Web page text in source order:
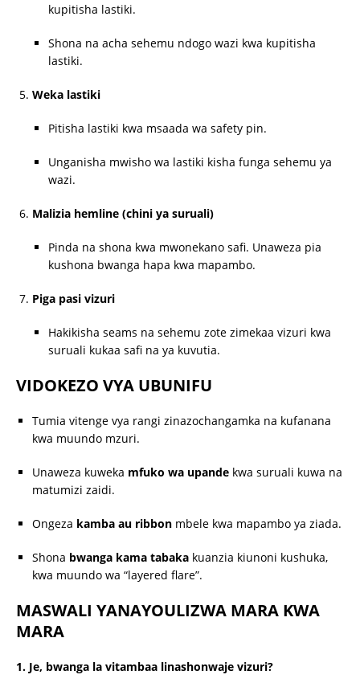
kupitisha lastiki.
Shona na acha sehemu ndogo wazi kwa kupitisha
lastiki.
Weka lastiki
Pitisha lastiki kwa msaada wa safety pin.
Unganisha mwisho wa lastiki kisha funga sehemu ya
wazi.
Malizia hemline (chini ya suruali)
Pinda na shona kwa mwonekano safi. Unaweza pia
kushona bwanga hapa kwa mapambo.
Piga pasi vizuri
Hakikisha seams na sehemu zote zimekaa vizuri kwa
suruali kukaa safi na ya kuvutia.
VIDOKEZO VYA UBUNIFU
Tumia vitenge vya rangi zinazochangamka na kufanana
kwa muundo mzuri.
Unaweza kuweka mfuko wa upande kwa suruali kuwa na
matumizi zaidi.
Ongeza kamba au ribbon mbele kwa mapambo ya ziada.
Shona bwanga kama tabaka kuanzia kiunoni kushuka,
kwa muundo wa “layered flare”.
MASWALI YANAYOULIZWA MARA KWA
MARA
1. Je, bwanga la vitambaa linashonwaje vizuri?